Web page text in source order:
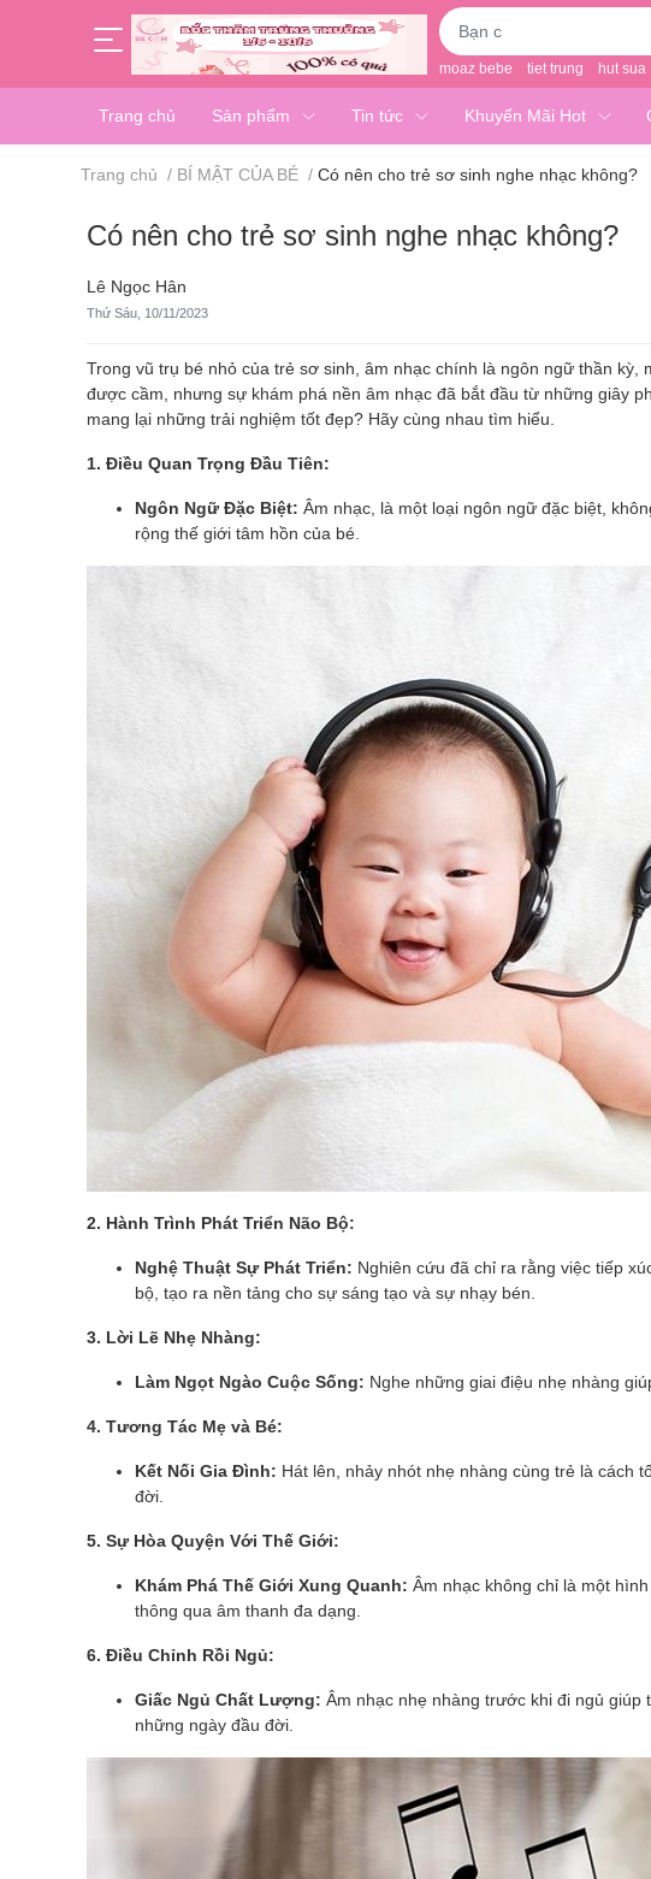
moaz bebe tiet trung hut sua
Trang chủ Sản phẩm Tin tức Khuyến Mãi Hot
Trang chủ / BÍ MẬT CỦA BÉ / Có nên cho trẻ sơ sinh nghe nhạc không?
Có nên cho trẻ sơ sinh nghe nhạc không?
Lê Ngọc Hân
Thứ Sáu, 10/11/2023
Trong vũ trụ bé nhỏ của trẻ sơ sinh, âm nhạc chính là ngôn ngữ thần
được cầm, nhưng sự khám phá nền âm nhạc đã bắt đầu từ những giây
mang lại những trải nghiệm tốt đẹp? Hãy cùng nhau tìm hiểu.
1. Điều Quan Trọng Đầu Tiên:
Ngôn Ngữ Đặc Biệt: Âm nhạc, là một loại ngôn ngữ đặc biệt,
rộng thế giới tâm hồn của bé.
2. Hành Trình Phát Triển Não Bộ:
Nghệ Thuật Sự Phát Triển: Nghiên cứu đã chỉ ra rằng việc tiếp
bộ, tạo ra nền tảng cho sự sáng tạo và sự nhạy bén.
3. Lời Lẽ Nhẹ Nhàng:
Làm Ngọt Ngào Cuộc Sống: Nghe những giai điệu nhẹ nhàng
4. Tương Tác Mẹ và Bé:
Kết Nối Gia Đình: Hát lên, nhảy nhót nhẹ nhàng cùng trẻ là cách
đời.
5. Sự Hòa Quyện Với Thế Giới:
Khám Phá Thế Giới Xung Quanh: Âm nhạc không chỉ là một
thông qua âm thanh đa dạng.
6. Điều Chỉnh Rồi Ngủ:
Giấc Ngủ Chất Lượng: Âm nhạc nhẹ nhàng trước khi đi ngủ
những ngày đầu đời.